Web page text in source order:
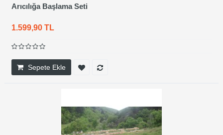
Arıcılığa Başlama Seti
1.599,90 TL
Sepete Ekle